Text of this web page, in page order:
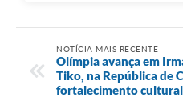
NOTÍCIA MAIS RECENTE
Olímpia avança em
Tiko, na República de
fortalecimento